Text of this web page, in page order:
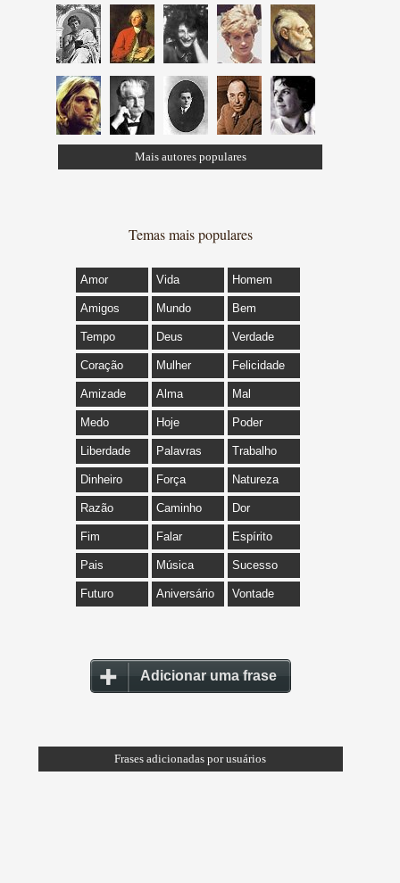
Mais autores populares
Temas mais populares
Amor Vida Homem
Amigos Mundo Bem
Tempo Deus Verdade
Coração Mulher Felicidade
Amizade Alma Mal
Medo Hoje Poder
Liberdade Palavras Trabalho
Dinheiro Força Natureza
Razão Caminho Dor
Fim Falar Espírito
Pais Música Sucesso
Futuro Aniversário Vontade
Adicionar uma frase
Frases adicionadas por usuários